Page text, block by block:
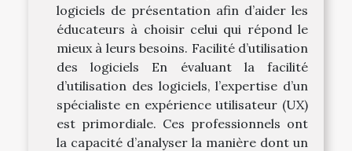
logiciels de présentation afin d’aider les
éducateurs à choisir celui qui répond le
mieux à leurs besoins. Facilité d’utilisation
des logiciels En évaluant la facilité
d’utilisation des logiciels, l’expertise d’un
spécialiste en expérience utilisateur (UX)
est primordiale. Ces professionnels ont
la capacité d’analyser la manière dont un